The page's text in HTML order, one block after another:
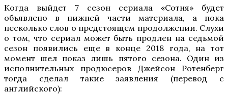
Когда выйдет 7 сезон сериала «Сотня» будет
объявлено в нижней части материала, а пока
несколько слов о предстоящем продолжении. Слухи
о том, что сериал может быть продлен на седьмой
сезон появились еще в конце 2018 года, на тот
момент шел показ лишь пятого сезона. Один из
исполнительных продюсеров Джейсон Ротенберг
тогда сделал такие заявления (перевод с
английского):